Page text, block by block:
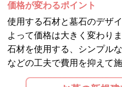
価格が変わるポイント
使用する石材と墓石のデザ
よって価格は大きく変わり
石材を使用する、シンプル
などの工夫で費用を抑えて